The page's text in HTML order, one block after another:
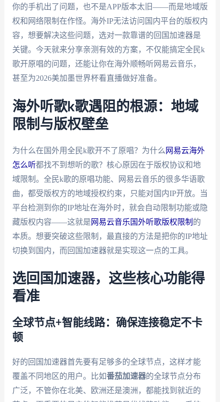
你的手机出了问题，也不是APP版本太旧——而是地域版
权和网络限制在作怪。海外IP无法访问国内平台的版权内
容，想要解决这些问题，选对一款靠谱的回国加速器是
关键。今天就来分享亲测有效的方案，不仅能搞定全民k
歌开原唱的问题，还能让你在海外顺畅听网易云音乐，
甚至为2026美加墨世界杯看直播做好准备。
海外听歌k歌遇阻的根源：地域
限制与版权壁垒
为什么在国外用全民k歌开不了原唱？为什么 网易云海外
怎么听都找不到想听的歌？核心原因在于版权协议和地
域限制。全民k歌的原唱功能、网易云音乐的很多华语歌
曲，都受版权方的地域授权约束，只能对国内IP开放。当
平台检测到你的IP地址在海外时，就会自动限制功能或隐
藏版权内容——这就是 网易云音乐国外听歌版权限制 的
本质。想要突破这些限制，最直接的方法是把你的IP地址
切换到国内，而回国加速器就是实现这一点的工具。
选回国加速器，这些核心功能得
看准
全球节点+智能线路：确保连接稳定不卡
顿
好的回国加速器首先要有足够多的全球节点，这样才能
覆盖不同地区的用户。比如番茄加速器的全球节点分布
广泛，不管你在北美、欧洲还是澳洲，都能找到就近的